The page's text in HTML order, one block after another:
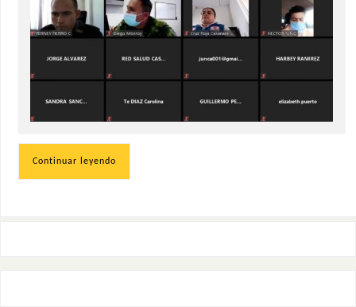
Continuar leyendo